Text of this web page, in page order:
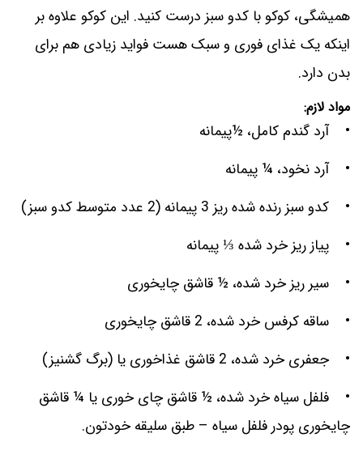
همیشگی، کوکو با کدو سبز درست کنید. این کوکو علاوه بر
اینکه یک غذای فوری و سبک هست فواید زیادی هم برای
بدن دارد.
مواد لازم:
• آرد گندم کامل، ½پیمانه
• آرد نخود، ¼ پیمانه
• کدو سبز رنده شده ریز 3 پیمانه (2 عدد متوسط کدو سبز)
• پیاز ریز خرد شده ⅓ پیمانه
• سیر ریز خرد شده، ½ قاشق چایخوری
• ساقه کرفس خرد شده، 2 قاشق چایخوری
• جعفری خرد شده، 2 قاشق غذاخوری یا (برگ گشنیز)
• فلفل سیاه خرد شده، ½ قاشق چای خوری یا ¼ قاشق
چایخوری پودر فلفل سیاه – طبق سلیقه خودتون.